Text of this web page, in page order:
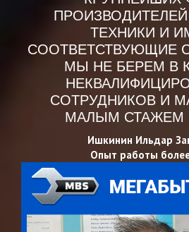
ТЕХНИКИ И
СООТВЕТСТВУЮЩИЕ
МЫ НЕ БЕРЕМ В
СОТРУДНИКОВ И
МАЛЫМ СТАЖЕМ
Ишкинин Ильдар
Опыт работы